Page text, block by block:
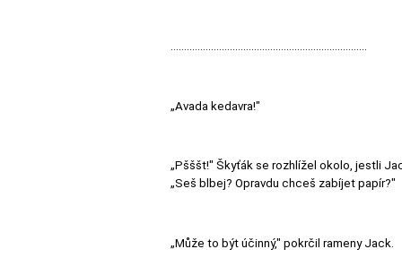
.........................................................................
„Avada kedavra!"
„Pšššt!" Škyťák se rozhlížel okolo, jestli
„Seš blbej? Opravdu chceš zabíjet papír?"
„Může to být účinný," pokrčil rameny Jack.